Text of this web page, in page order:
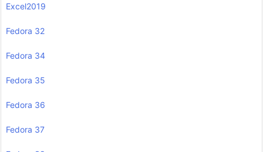
Excel2019
Fedora 32
Fedora 34
Fedora 35
Fedora 36
Fedora 37